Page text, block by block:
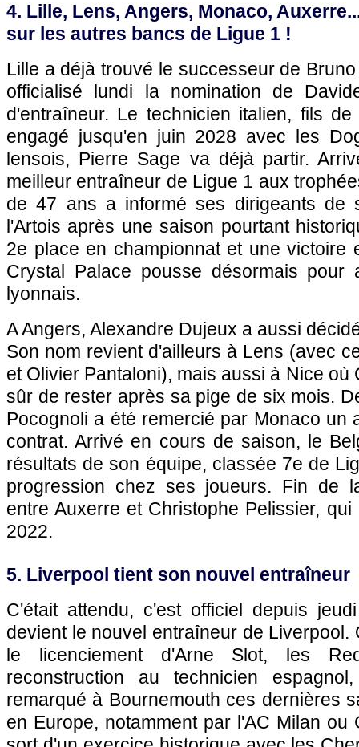
4. Lille, Lens, Angers, Monaco,
sur les autres bancs de Ligue 1 !
Lille a déjà trouvé le successeur de
officialisé lundi la nomination de
d'entraîneur. Le technicien italien, fils
engagé jusqu'en juin 2028 avec les
lensois, Pierre Sage va déjà partir.
meilleur entraîneur de Ligue 1 aux
de 47 ans a informé ses dirigeants de
l'Artois après une saison pourtant
2e place en championnat et une victoire
Crystal Palace pousse désormais pour
lyonnais.
A Angers, Alexandre Dujeux a aussi
Son nom revient d'ailleurs à Lens (avec
et Olivier Pantaloni), mais aussi à Nice où
sûr de rester après sa pige de six mois.
Pocognoli a été remercié par Monaco un
contrat. Arrivé en cours de saison, le
résultats de son équipe, classée 7e de
progression chez ses joueurs. Fin de
entre Auxerre et Christophe Pelissier,
2022.
5. Liverpool tient son nouvel entraîneur
C'était attendu, c'est officiel depuis
devient le nouvel entraîneur de Liverpool.
le licenciement d'Arne Slot, les
reconstruction au technicien
remarqué à Bournemouth ces dernières
en Europe, notamment par l'AC Milan ou